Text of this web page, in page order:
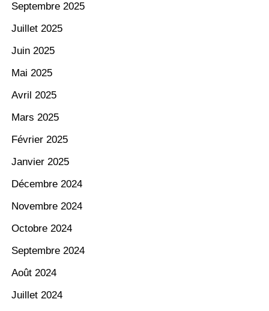
Septembre 2025
Juillet 2025
Juin 2025
Mai 2025
Avril 2025
Mars 2025
Février 2025
Janvier 2025
Décembre 2024
Novembre 2024
Octobre 2024
Septembre 2024
Août 2024
Juillet 2024